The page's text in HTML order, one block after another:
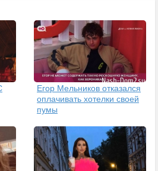
Егор Мельников отказался
оплачивать хотелки своей
пумы